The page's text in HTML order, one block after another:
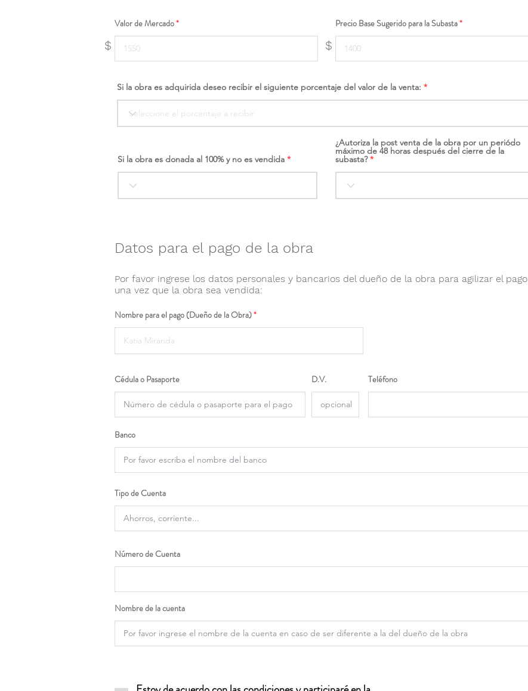
$
Valor de Mercado
$
Precio Base Sugerido para la Subasta
Si la obra es adquirida deseo recibir el siguiente porcentaje del valor de la venta:
Si la obra es donada al 100% y no es vendida
¿Autoriza la post venta de la obra por un periódo
máximo de 48 horas después del cierre de la
subasta?
Datos para el pago de la obra
Por favor ingrese los datos personales y bancarios del dueño de la obra para agilizar el pago
una vez que la obra sea vendida:
Nombre para el pago (Dueño de la Obra)
Cédula o Pasaporte D.V. Teléfono
Banco
Tipo de Cuenta
Número de Cuenta
Nombre de la cuenta